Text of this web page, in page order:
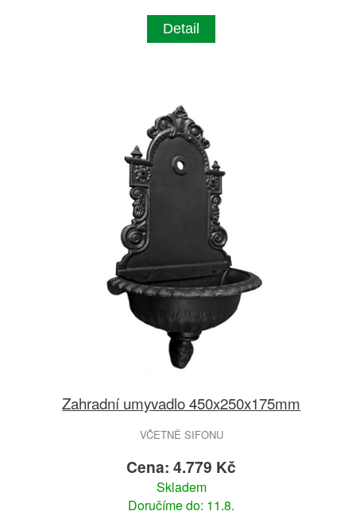
Detail
Zahradní umyvadlo 450x250x175mm
VČETNĚ SIFONU
Cena: 4.779 Kč
Skladem
Doručíme do: 11.8.